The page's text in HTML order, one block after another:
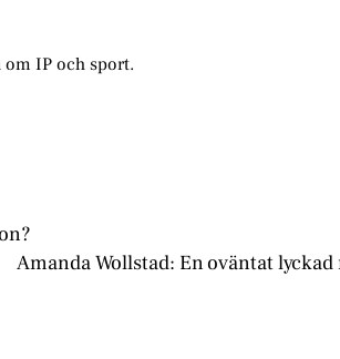
om IP och sport.
Amanda Wollstad: En oväntat